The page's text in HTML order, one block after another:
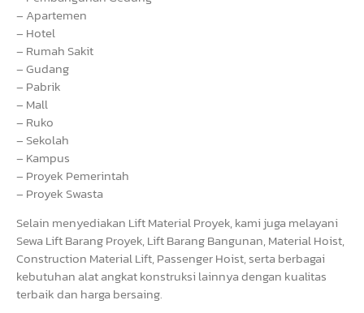
– Apartemen
– Hotel
– Rumah Sakit
– Gudang
– Pabrik
– Mall
– Ruko
– Sekolah
– Kampus
– Proyek Pemerintah
– Proyek Swasta
Selain menyediakan Lift Material Proyek, kami juga melayani
Sewa Lift Barang Proyek, Lift Barang Bangunan, Material Hoist,
Construction Material Lift, Passenger Hoist, serta berbagai
kebutuhan alat angkat konstruksi lainnya dengan kualitas
terbaik dan harga bersaing.